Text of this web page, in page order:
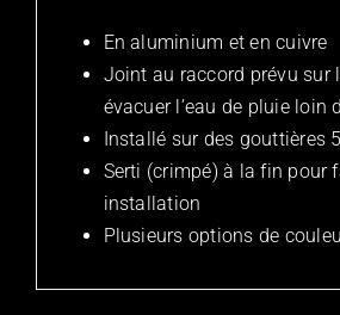
En aluminium et en cuivre
Joint au raccord prévu sur
évacuer l’eau de pluie loin
Installé sur des gouttières
Serti (crimpé) à la fin pour
installation
Plusieurs options de